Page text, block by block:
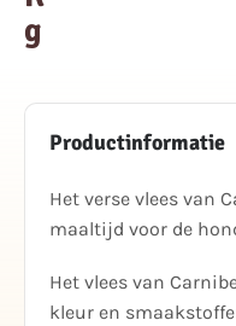
g
Productinformatie
Het verse vlees van
maaltijd voor de
Het vlees van
kleur en